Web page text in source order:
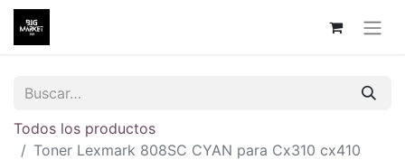
Todos los productos
Toner Lexmark 808SC CYAN para Cx310 cx410